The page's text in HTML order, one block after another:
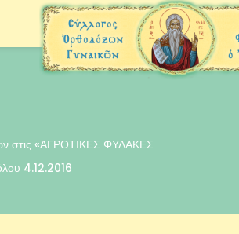
στις «ΑΓΡΟΤΙΚΕΣ ΦΥΛΑΚΕΣ
4.12.2016